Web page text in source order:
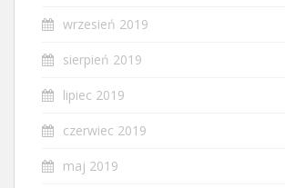
wrzesień 2019
sierpień 2019
lipiec 2019
czerwiec 2019
maj 2019